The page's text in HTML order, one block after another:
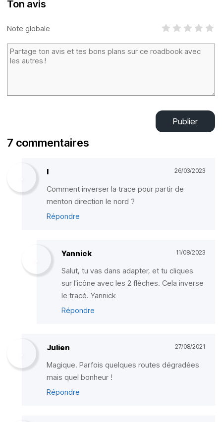
Ton avis
Note globale
Publier
7 commentaires
l 26/03/2023
Comment inverser la trace pour partir de
menton direction le nord ?
Répondre
Yannick 11/08/2023
Salut, tu vas dans adapter, et tu cliques
sur l'icône avec les 2 flèches. Cela inverse
le tracé. Yannick
Répondre
Julien 27/08/2021
Magique. Parfois quelques routes dégradées
mais quel bonheur !
Répondre